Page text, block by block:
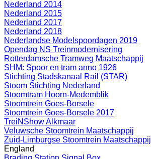
Nederland 2014
Nederland 2015
Nederland 2017
Nederland 2018
Nederlandse Modelspoordagen 2019
Opendag NS Treinmodernisering
Rotterdamsche Tramweg Maatschappij
SHM: Spoor en tram anno 1926
Stichting Stadskanaal Rail (STAR)
Stoom Stichting Nederland
Stoomtram Hoorn-Medemblik
Stoomtrein Goes-Borsele
Stoomtrein Goes-Borsele 2017
TreiNShow Alkmaar
Veluwsche Stoomtrein Maatschappij
Zuid-Limburgse Stoomtrein Maatschappij
England